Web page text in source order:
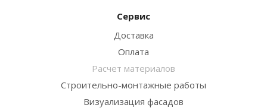
Сервис
Доставка
Оплата
Расчет материалов
Строительно-монтажные работы
Визуализация фасадов